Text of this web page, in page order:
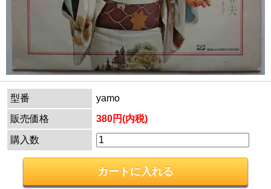
型番
yamo
販売価格
380円(内税)
購入数